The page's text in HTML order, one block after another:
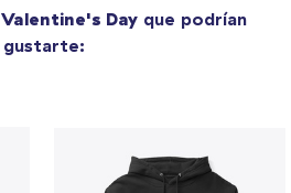
Valentine's Day que podrían
gustarte: